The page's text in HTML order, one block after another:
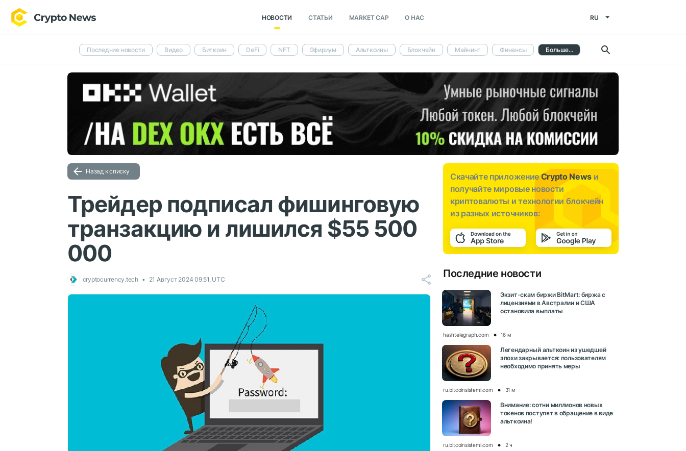
НОВОСТИ СТАТЬИ MARKET CAP О НАС RU
Последние новости Видео Биткоин DeFi NFT Эфириум Альткоины Блокчейн Майнинг Финансы Больше...
Назад к списку
Трейдер подписал фишинговую
транзакцию и лишился $55 500
000
cryptocurrency.tech 21 Август 2024 09:51, UTC
Скачайте приложениеCrypto News и
получайте мировые новости
криптовалюты и технологии блокчейн
из разных источников:
Последние новости
Экзит-скам биржи BitMart: биржа с
лицензиями в Австралии и США
остановила выплаты
hashtelegraph.com 16 м
Легендарный альткоин из ушедшей
эпохи закрывается: пользователям
необходимо принять меры
ru.bitcoinsistemi.com 31 м
Внимание: сотни миллионов новых
токенов поступят в обращение в виде
альткоина!
ru.bitcoinsistemi.com 2 ч